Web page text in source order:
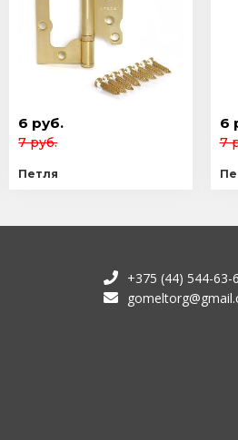
6 руб.
7 руб.
Петля
6
7
+375 (44) 544-63-